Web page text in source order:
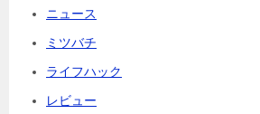
ニュース
ミツバチ
ライフハック
レビュー